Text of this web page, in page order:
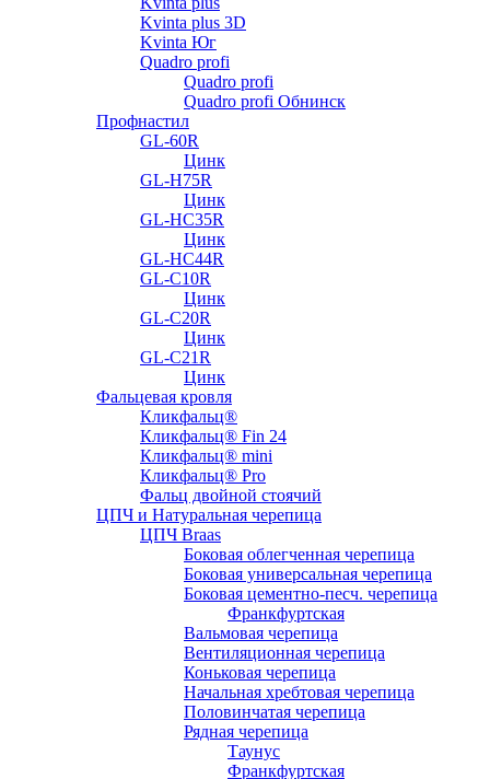
Kvinta plus 3D
Kvinta Юг
Quadro profi
Quadro profi
Quadro profi Обнинск
Профнастил
GL-60R
Цинк
GL-H75R
Цинк
GL-HC35R
Цинк
GL-HC44R
GL-С10R
Цинк
GL-С20R
Цинк
GL-С21R
Цинк
Фальцевая кровля
Кликфальц®
Кликфальц® Fin 24
Кликфальц® mini
Кликфальц® Pro
Фальц двойной стоячий
ЦПЧ и Натуральная черепица
ЦПЧ Braas
Боковая облегченная черепица
Боковая универсальная черепица
Боковая цементно-песч. черепица
Франкфуртская
Вальмовая черепица
Вентиляционная черепица
Коньковая черепица
Начальная хребтовая черепица
Половинчатая черепица
Рядная черепица
Таунус
Франкфуртская